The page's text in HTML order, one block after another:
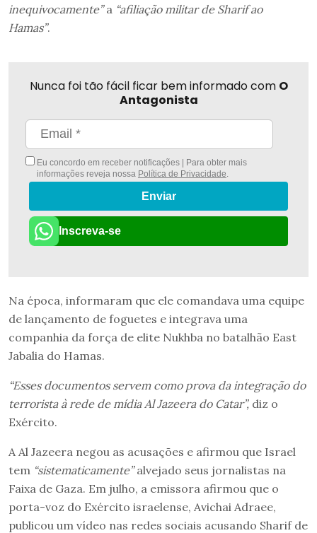
inequivocamente”a “afiliação militar de Sharif ao
Hamas”.
Nunca foi tão fácil ficar bem informado com O
Antagonista
Eu concordo em receber notificações | Para obter mais
informações reveja nossa Política de Privacidade
Enviar
Inscreva-se
Na época, informaram que ele comandava uma equipe
de lançamento de foguetes e integrava uma
companhia da força de elite Nukhba no batalhão East
Jabalia do Hamas.
“Esses documentos servem como prova da integração do
terrorista à rede de mídia Al Jazeera do Catar”, diz o
Exército.
A Al Jazeera negou as acusações e afirmou que Israel
tem “sistematicamente”alvejado seus jornalistas na
Faixa de Gaza. Em julho, a emissora afirmou que o
porta-voz do Exército israelense, Avichai Adraee,
publicou um vídeo nas redes sociais acusando Sharif de